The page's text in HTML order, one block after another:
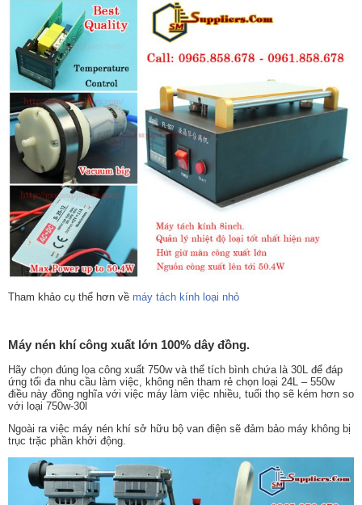
Tham khảo cụ thể hơn về máy tách kính loại nhỏ
Máy nén khí công xuất lớn 100% dây đồng.
Hãy chọn đúng lọa công xuất 750w và thể tích bình chứa là 30L để đáp
ứng tối đa nhu cầu làm việc, không nên tham rẻ chọn loại 24L – 550w
điều này đồng nghĩa với việc máy làm việc nhiều, tuổi thọ sẽ kém hơn so
với loại 750w-30l
Ngoài ra việc máy nén khí sở hữu bộ van điện sẽ đảm bảo máy không bị
trục trặc phần khởi động.